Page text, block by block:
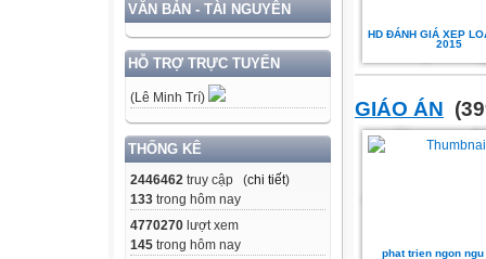
VĂN BẢN - TÀI NGUYÊN
HỖ TRỢ TRỰC TUYẾN
(Lê Minh Trí)
THỐNG KÊ
2446462 truy cập (chi tiết)
133 trong hôm nay
4770270 lượt xem
145 trong hôm nay
HD ĐÁNH GIÁ XEP
2015
GIÁO ÁN
phat trien ngon